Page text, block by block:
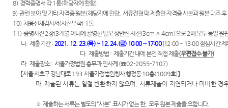
8) 경력증명서 각 1통(해당자에 한함)
9)관련 분야 및 기타 자격증 원본(해당자에 한함,서류전형 때 제출한 자격증 사본과 원본 대조
10) 채용신체검사서(사진부착) 1통
11) 증명사진 2장(3개월 이내에 촬영한 탈모 상반신 사진(3cm × 4cm)으로2매 모두 동일 원
나.제출기간: 2021. 12. 23.(목) ~ 12. 24.(금) 10:00～17:00 [12:00 ~ 13:00점심시간 제
다.제출방법 :제출기간 내에 본인 직접 제출(우편접수 불가)
라.제출장소:서울가정법원 총무과 인사계 (☎02-2055-7107)
【서울 서초구 강남대로 193서울가정법원청사 행정동 10층(1009호)】
마. 제출된 서류는 일절 반환하지 않으며 서류제출이 지연되거나 미비한 경
※ 제출하는 서류는 별도의 “사본” 표시가 없는 한, 모두 원본 제출을 요합니다.